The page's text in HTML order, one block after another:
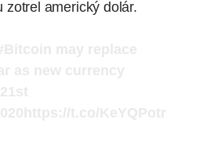
zotrel americký dolár.